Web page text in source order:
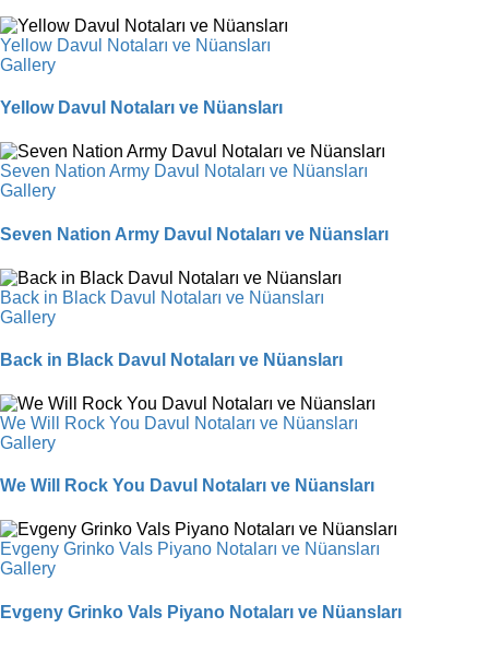
Yellow Davul Notaları ve Nüansları
Gallery
Yellow Davul Notaları ve Nüansları
Seven Nation Army Davul Notaları ve Nüansları
Gallery
Seven Nation Army Davul Notaları ve Nüansları
Back in Black Davul Notaları ve Nüansları
Gallery
Back in Black Davul Notaları ve Nüansları
We Will Rock You Davul Notaları ve Nüansları
Gallery
We Will Rock You Davul Notaları ve Nüansları
Evgeny Grinko Vals Piyano Notaları ve Nüansları
Gallery
Evgeny Grinko Vals Piyano Notaları ve Nüansları